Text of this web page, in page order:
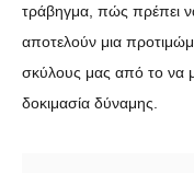
τράβηγμα, πώς πρέπει
αποτελούν μια
σκύλους μας από το να
δοκιμασία δύναμης.